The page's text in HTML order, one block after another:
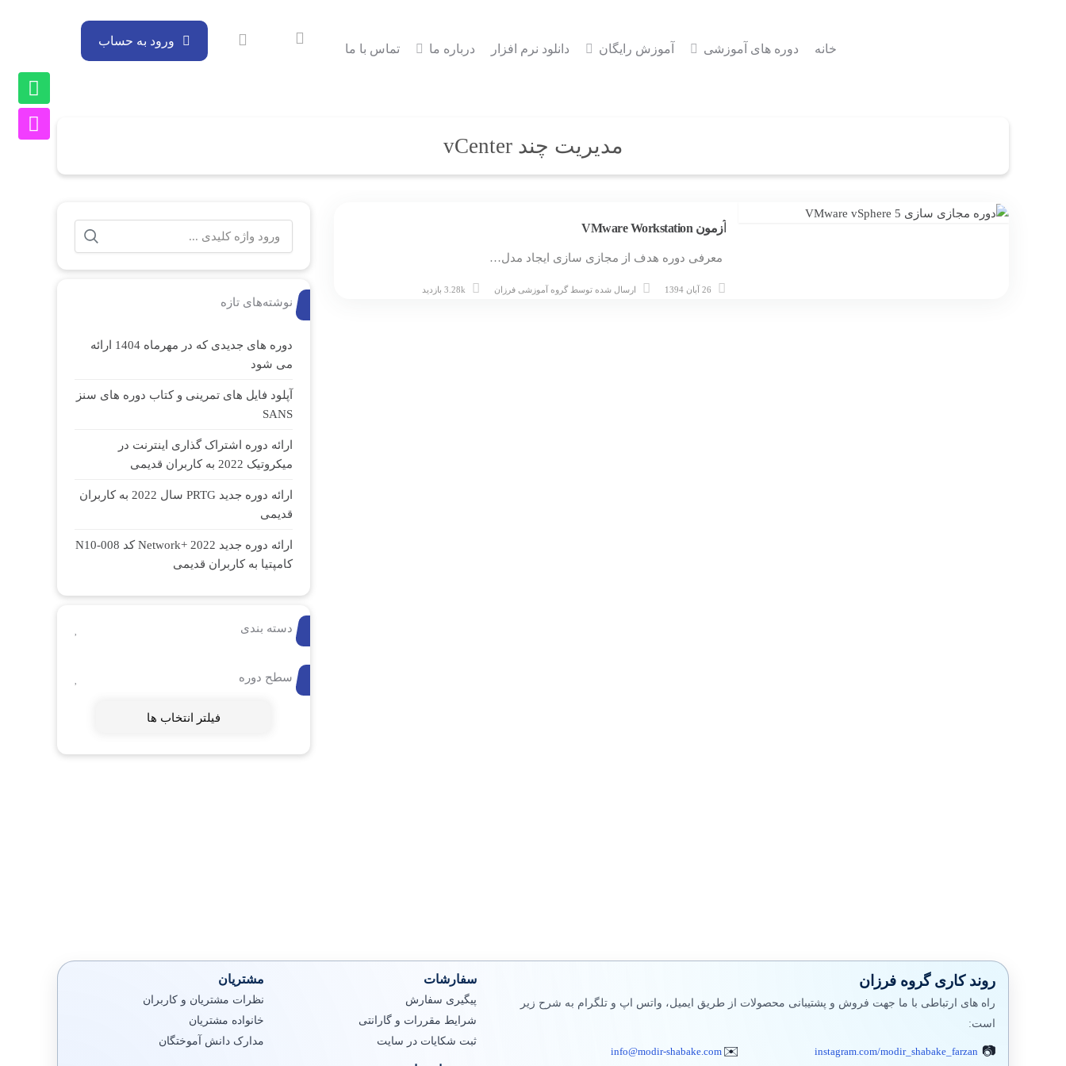
خانه دوره های آموزشی آموزش رایگان دانلود نرم افزار درباره ما تماس با ما
ورود به حساب
مدیریت چند vCenter
آزمون VMware Workstation
معرفی دوره هدف از مجازی سازی ایجاد مدل…
26 آبان 1394 ارسال شده توسط گروه آموزشی فرزان
نوشته‌های تازه
دوره های جدیدی که در مهرماه 1404 ارائه
می شود
آپلود فایل های تمرینی و کتاب دوره های سنز
SANS
ارائه دوره اشتراک گذاری اینترنت در
میکروتیک 2022 به کاربران قدیمی
ارائه دوره جدید PRTG سال 2022 به کاربران
قدیمی
ارائه دوره جدید Network+ 2022 کد N10-008
کامپتیا به کاربران قدیمی
دسته بندی
سطح دوره
فیلتر انتخاب ها
روند کاری گروه فرزان
راه های ارتباطی با ما جهت فروش و پشتیبانی محصولات از طریق ایمیل، واتس اپ و تلگرام به شرح زیر
است:
instagram.com/modir_shabake_farzan
info@modir-shabake.com
سفارشات
پیگیری سفارش
شرایط مقررات و گارانتی
ثبت شکایات در سایت
مشتریان
نظرات مشتریان و کاربران
خانواده مشتریان
مدارک دانش آموختگان